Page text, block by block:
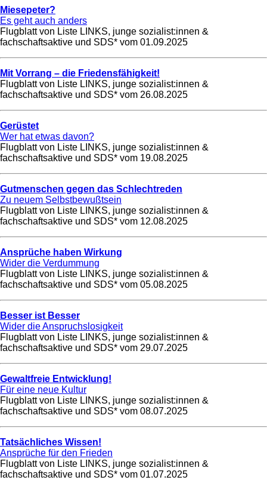
Miesepeter?
Es geht auch anders
Flugblatt von Liste LINKS, junge sozialist:innen &
fachschaftsaktive und SDS* vom 01.09.2025
Mit Vorrang – die Friedensfähigkeit!
Flugblatt von Liste LINKS, junge sozialist:innen &
fachschaftsaktive und SDS* vom 26.08.2025
Gerüstet
Wer hat etwas davon?
Flugblatt von Liste LINKS, junge sozialist:innen &
fachschaftsaktive und SDS* vom 19.08.2025
Gutmenschen gegen das Schlechtreden
Zu neuem Selbstbewußtsein
Flugblatt von Liste LINKS, junge sozialist:innen &
fachschaftsaktive und SDS* vom 12.08.2025
Ansprüche haben Wirkung
Wider die Verdummung
Flugblatt von Liste LINKS, junge sozialist:innen &
fachschaftsaktive und SDS* vom 05.08.2025
Besser ist Besser
Wider die Anspruchslosigkeit
Flugblatt von Liste LINKS, junge sozialist:innen &
fachschaftsaktive und SDS* vom 29.07.2025
Gewaltfreie Entwicklung!
Für eine neue Kultur
Flugblatt von Liste LINKS, junge sozialist:innen &
fachschaftsaktive und SDS* vom 08.07.2025
Tatsächliches Wissen!
Ansprüche für den Frieden
Flugblatt von Liste LINKS, junge sozialist:innen &
fachschaftsaktive und SDS* vom 01.07.2025